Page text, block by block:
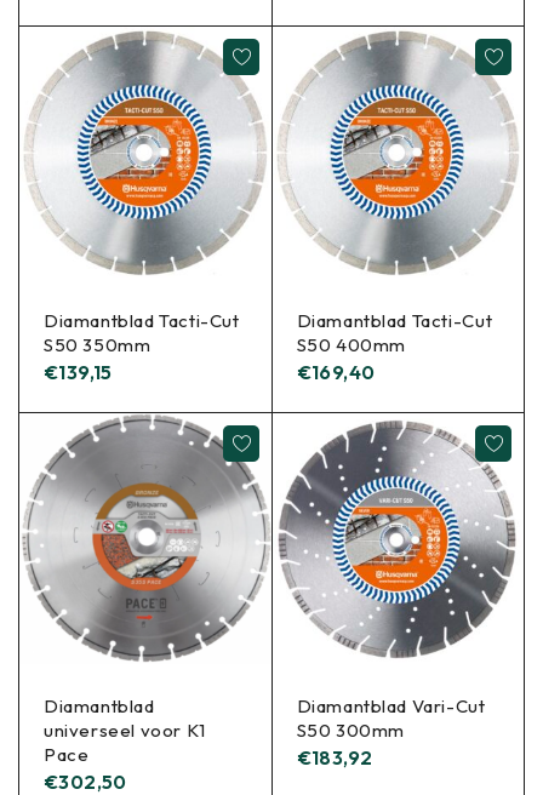
Diamantblad Tacti-Cut
S50 350mm
€139,15
Diamantblad Tacti-Cut
S50 400mm
€169,40
Diamantblad
universeel voor K1
Pace
€302,50
Diamantblad Vari-Cut
S50 300mm
€183,92